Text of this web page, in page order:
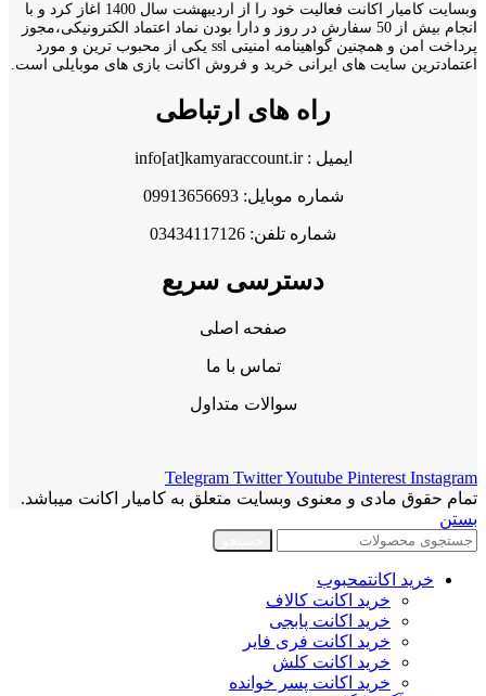
وبسایت کامیار اکانت فعالیت خود را از اردیبهشت سال 1400 اغاز کرد و با
انجام بیش از 50 سفارش در روز و دارا بودن نماد اعتماد الکترونیکی،مجوز
پرداخت امن و همچنین گواهینامه امنیتی ssl یکی از محبوب ترین و مورد
اعتمادترین سایت های ایرانی خرید و فروش اکانت بازی های موبایلی است.
راه های ارتباطی
ایمیل : info[at]kamyaraccount.ir
شماره موبایل: 09913656693
شماره تلفن: 03434117126
دسترسی سریع
صفحه اصلی
تماس با ما
سوالات متداول
Telegram TwitterYoutube Pinterest Instagram
تمام حقوق مادی و معنوی وبسایت متعلق به کامیار اکانت میباشد.
بستن
خرید اکانتمحبوب
خرید اکانت کالاف
خرید اکانت پابجی
خرید اکانت فری فایر
خرید اکانت کلش
خرید اکانت پسر خوانده